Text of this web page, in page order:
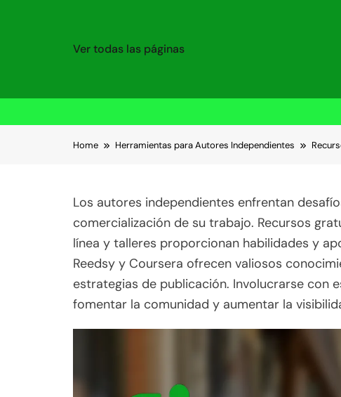
Ver todas las páginas
Home Herramientas para Autores Independientes
Los autores independientes enfrentan
comercialización de su trabajo. Recursos
línea y talleres proporcionan habilidades y
Reedsy y Coursera ofrecen valiosos
estrategias de publicación. Involucrarse con
fomentar la comunidad y aumentar la